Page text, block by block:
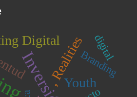
Inversión
, Realities
Youth
Digital
Branding
digital